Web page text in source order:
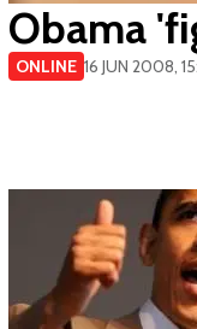
Obama
ONLINE 16 JUN 2008,